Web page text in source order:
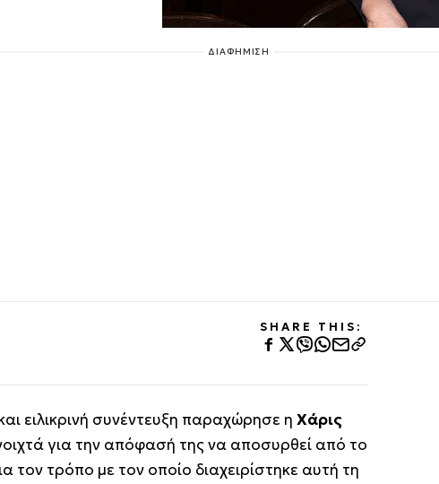
ΔΙΑΦΗΜΙΣΗ
SHARE THIS:
ειλικρινή συνέντευξη παραχώρησε η Χάρις
για την απόφασή της να αποσυρθεί από το
τον τρόπο με τον οποίο διαχειρίστηκε αυτή τη